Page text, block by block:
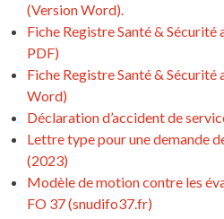
(Version Word).
Fiche Registre Santé & Sécurité
PDF)
Fiche Registre Santé & Sécurité
Word)
Déclaration d’accident de
Lettre type pour une demande
(2023)
Modèle de motion contre les
FO 37 (snudifo37.fr)